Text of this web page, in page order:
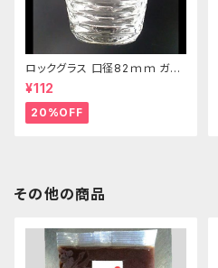
ロックグラス 口径82ｍｍ ガラ
ス製 250cc
¥112
20%OFF
その他の商品